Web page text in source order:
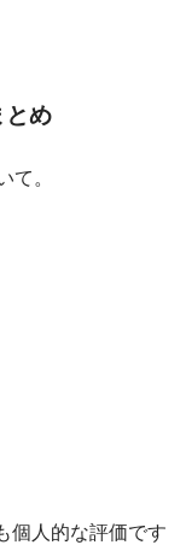
とめ
て。
個人的な評価です